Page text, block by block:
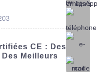
CE : Des
Meilleurs